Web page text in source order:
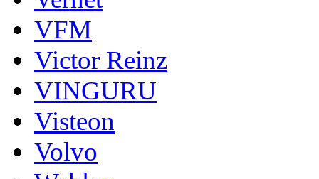
VFM
Victor Reinz
VINGURU
Visteon
Volvo